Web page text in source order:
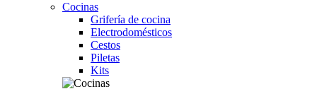
Cocinas
Grifería de cocina
Electrodomésticos
Cestos
Piletas
Kits